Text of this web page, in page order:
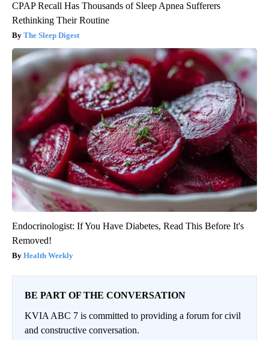
CPAP Recall Has Thousands of Sleep Apnea Sufferers
Rethinking Their Routine
The Sleep Digest
Endocrinologist: If You Have Diabetes, Read This Before It's
Removed!
Health Weekly
BE PART OF THE CONVERSATION
KVIA ABC 7 is committed to providing a forum for civil
and constructive conversation.